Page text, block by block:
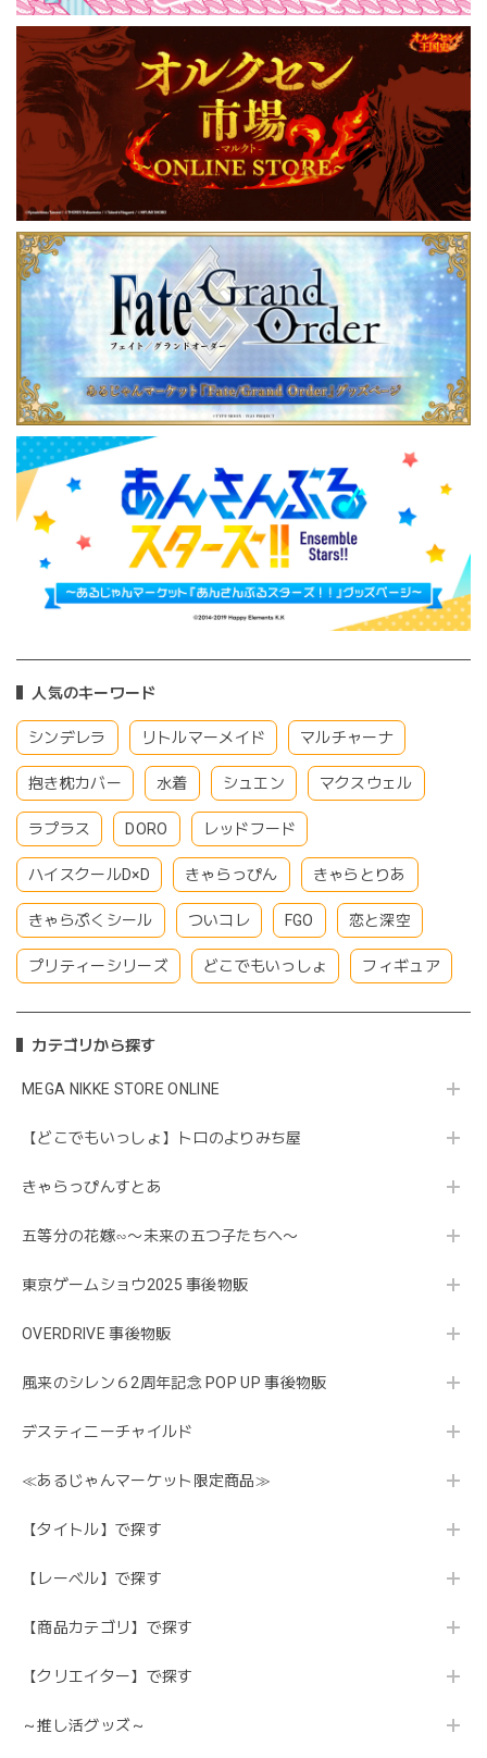
人気のキーワード
シンデレラ リトルマーメイド マルチャーナ
抱き枕カバー 水着 シュエン マクスウェル
ラプラス DORO レッドフード
ハイスクールD×D きゃらっぴん きゃらとりあ
きゃらぷくシール ついコレ FGO 恋と深空
プリティーシリーズ どこでもいっしょ フィギュア
カテゴリから探す
MEGA NIKKE STORE ONLINE
【どこでもいっしょ】トロのよりみち屋
きゃらっぴんすとあ
五等分の花嫁∽〜未来の五つ子たちへ〜
東京ゲームショウ2025 事後物販
OVERDRIVE 事後物販
風来のシレン６2周年記念 POP UP 事後物販
デスティニーチャイルド
≪あるじゃんマーケット限定商品≫
【タイトル】で探す
【レーベル】で探す
【商品カテゴリ】で探す
【クリエイター】で探す
～推し活グッズ～